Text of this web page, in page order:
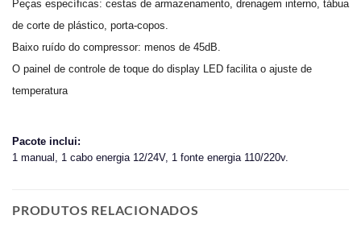
Peças específicas: cestas de armazenamento, drenagem interno, tábua
de corte de plástico, porta-copos.
Baixo ruído do compressor: menos de 45dB.
O painel de controle de toque do display LED facilita o ajuste de
temperatura
Pacote inclui:
1 manual, 1 cabo energia 12/24V, 1 fonte energia 110/220v.
PRODUTOS RELACIONADOS